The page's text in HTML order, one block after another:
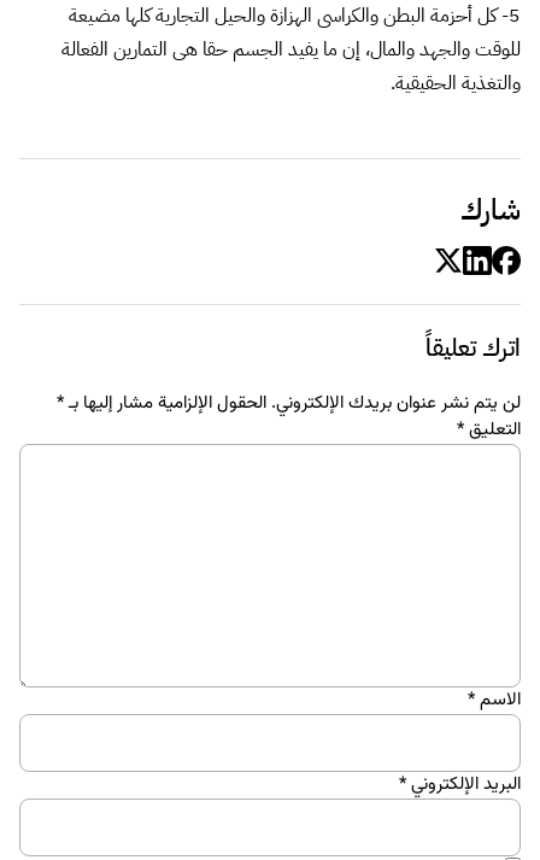
5- كل أحزمة البطن والكراسى الهزازة والحيل التجارية كلها مضيعة
للوقت والجهد والمال، إن ما يفيد الجسم حقا هى التمارين الفعالة
والتغذية الحقيقية.
شارك
اترك تعليقاً
لن يتم نشر عنوان بريدك الإلكتروني. الحقول الإلزامية مشار إليها بـ*
التعليق*
الاسم*
البريد الإلكتروني*